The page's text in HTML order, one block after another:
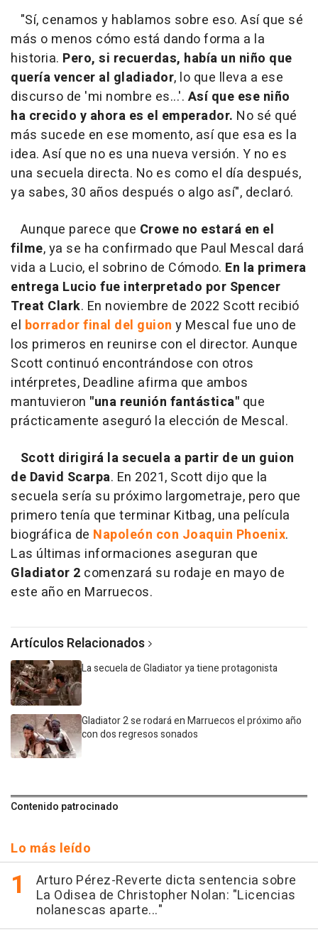
"Sí, cenamos y hablamos sobre eso. Así que sé
más o menos cómo está dando forma a la
historia. Pero, si recuerdas, había un niño que
quería vencer al gladiador, lo que lleva a ese
discurso de 'mi nombre es...'. Así que ese niño
ha crecido y ahora es el emperador. No sé qué
más sucede en ese momento, así que esa es la
idea. Así que no es una nueva versión. Y no es
una secuela directa. No es como el día después,
ya sabes, 30 años después o algo así", declaró.
Aunque parece que Crowe no estará en el
filme, ya se ha confirmado que Paul Mescal dará
vida a Lucio, el sobrino de Cómodo. En la primera
entrega Lucio fue interpretado por Spencer
Treat Clark. En noviembre de 2022 Scott recibió
el borrador final del guion y Mescal fue uno de
los primeros en reunirse con el director. Aunque
Scott continuó encontrándose con otros
intérpretes, Deadline afirma que ambos
mantuvieron "una reunión fantástica" que
prácticamente aseguró la elección de Mescal.
Scott dirigirá la secuela a partir de un guion
de David Scarpa. En 2021, Scott dijo que la
secuela sería su próximo largometraje, pero que
primero tenía que terminar Kitbag, una película
biográfica de Napoleón con Joaquin Phoenix.
Las últimas informaciones aseguran que
Gladiator 2 comenzará su rodaje en mayo de
este año en Marruecos.
Artículos Relacionados
La secuela de Gladiator ya tiene protagonista
Gladiator 2 se rodará en Marruecos el próximo año
con dos regresos sonados
Contenido patrocinado
Lo más leído
Arturo Pérez-Reverte dicta sentencia sobre
La Odisea de Christopher Nolan: "Licencias
nolanescas aparte..."